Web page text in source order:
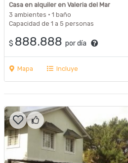
Casa en alquiler en Valeria del Mar
3 ambientes · 1 baño
Capacidad de 1 a 5 personas
$ 888.888 por día
Mapa Incluye